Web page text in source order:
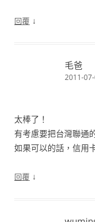
回覆 ↓
毛爸
2011-
太棒了！
有考慮要把台灣聯通
如果可以的話，信用
回覆 ↓